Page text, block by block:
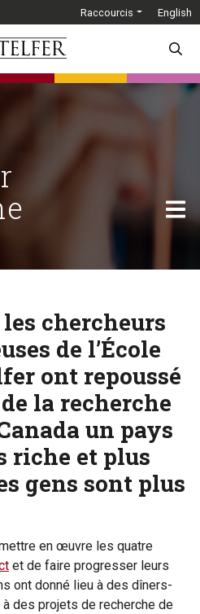
Raccourcis English
les chercheurs
de l’École
ont repoussé
la recherche
un pays
riche et plus
gens sont plus
en œuvre les quatre
et de faire progresser leurs
ont donné lieu à des dîners-
des projets de recherche de